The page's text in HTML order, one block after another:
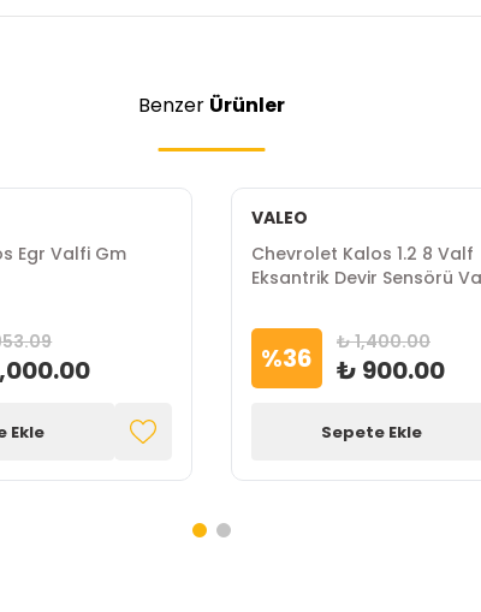
Benzer Ürünler
Egr Valfi Gm
Ekle
VALEO
Chevrolet Kalos 1.2 8 Valf
Eksantrik Devir Sensörü
%36 ₺ 1,400.00
₺ 900.00
Sepete Ekle